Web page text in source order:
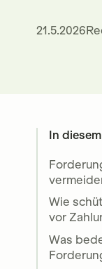
21.5.2026
In
Wie
vor
Was